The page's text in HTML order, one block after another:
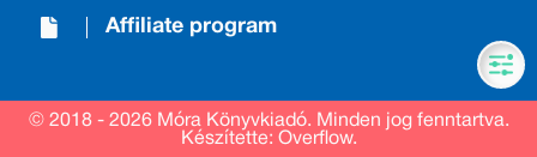
Affiliate program
© 2018 - 2026 Móra Könyvkiadó. Minden jog fenntartva.
Készítette: Overflow.